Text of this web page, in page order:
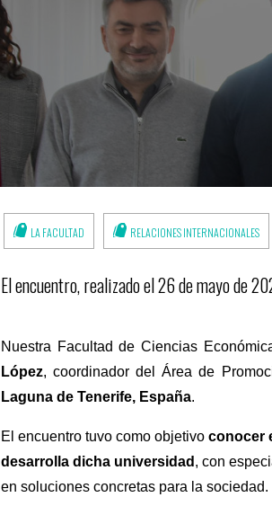
LA FACULTAD RELACIONES INTERNACIONALES
El encuentro, realizado el 26 de mayo de
Nuestra Facultad de Ciencias
López, coordinador del Área de
Laguna de Tenerife, España.
El encuentro tuvo como objetivoconocer
desarrolla dicha universidad , con
en soluciones concretas para la sociedad.